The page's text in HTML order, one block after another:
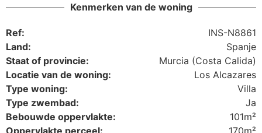
Kenmerken van de woning
Ref:
INS-N8861
Land:
Spanje
Staat of provincie:
Murcia (Costa Calida)
Locatie van de woning:
Los Alcazares
Type woning:
Villa
Type zwembad:
Ja
Bebouwde oppervlakte:
101m²
Oppervlakte perceel:
170m²